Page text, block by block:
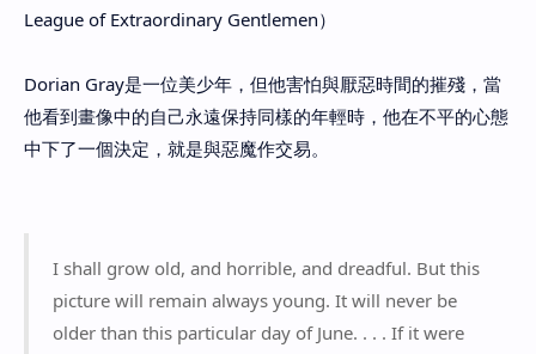
League of Extraordinary Gentlemen）
Dorian Gray是一位美少年，但他害怕與厭惡時間的摧殘，當
他看到畫像中的自己永遠保持同樣的年輕時，他在不平的心態
中下了一個決定，就是與惡魔作交易。
I shall grow old, and horrible, and dreadful. But this
picture will remain always young. It will never be
older than this particular day of June. . . . If it were